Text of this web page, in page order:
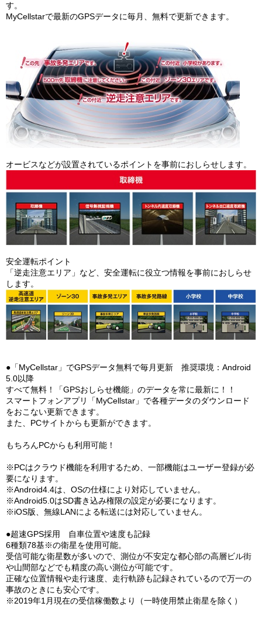
す。
MyCellstarで最新のGPSデータに毎月、無料で更新できます。
オービスなどが設置されているポイントを事前におしらせします。
安全運転ポイント
「逆走注意エリア」など、安全運転に役立つ情報を事前におしらせ
します。
●「MyCellstar」でGPSデータ無料で毎月更新 推奨環境：Android
5.0以降
すべて無料！「GPSおしらせ機能」のデータを常に最新に！！
スマートフォンアプリ「MyCellstar」で各種データのダウンロード
をおこない更新できます。
また、PCサイトからも更新ができます。
もちろんPCからも利用可能！
※PCはクラウド機能を利用するため、一部機能はユーザー登録が必
要になります。
※Android4.4は、OSの仕様により対応していません。
※Android5.0はSD書き込み権限の設定が必要になります。
※iOS版、無線LANによる転送には対応していません。
●超速GPS採用 自車位置や速度も記録
6種類78基※の衛星を使用可能。
受信可能な衛星数が多いので、測位が不安定な都心部の高層ビル街
や山間部などでも精度の高い測位が可能です。
正確な位置情報や走行速度、走行軌跡も記録されているので万一の
事故のときにも安心です。
※2019年1月現在の受信稼働数より（一時使用禁止衛星を除く）